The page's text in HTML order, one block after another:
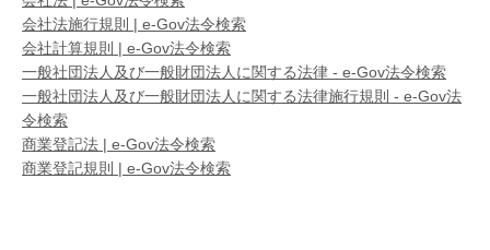
会社法施行規則 | e-Gov法令検索
会社計算規則 | e-Gov法令検索
一般社団法人及び一般財団法人に関する法律 - e-Gov法令検索
一般社団法人及び一般財団法人に関する法律施行規則 - e-Gov法
令検索
商業登記法 | e-Gov法令検索
商業登記規則 | e-Gov法令検索